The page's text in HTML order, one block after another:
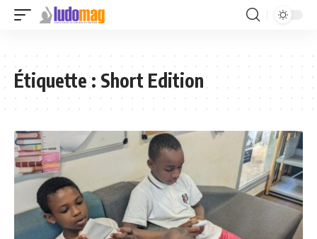
Étiquette :Short Edition